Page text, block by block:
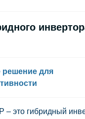
для
– это гибридный